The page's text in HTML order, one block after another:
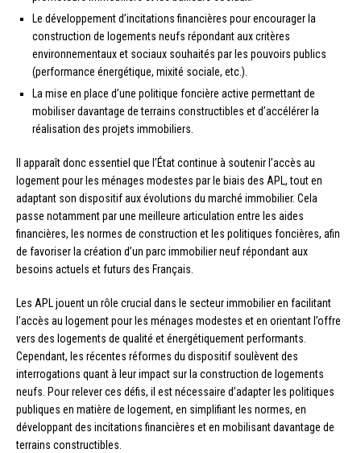
Le développement d’incitations financières pour encourager la
construction de logements neufs répondant aux critères
environnementaux et sociaux souhaités par les pouvoirs publics
(performance énergétique, mixité sociale, etc.).
La mise en place d’une politique foncière active permettant de
mobiliser davantage de terrains constructibles et d’accélérer la
réalisation des projets immobiliers.
Il apparaît donc essentiel que l’État continue à soutenir l’accès au
logement pour les ménages modestes par le biais des APL, tout en
adaptant son dispositif aux évolutions du marché immobilier. Cela
passe notamment par une meilleure articulation entre les aides
financières, les normes de construction et les politiques foncières, afin
de favoriser la création d’un parc immobilier neuf répondant aux
besoins actuels et futurs des Français.
Les APL jouent un rôle crucial dans le secteur immobilier en facilitant
l’accès au logement pour les ménages modestes et en orientant l’offre
vers des logements de qualité et énergétiquement performants.
Cependant, les récentes réformes du dispositif soulèvent des
interrogations quant à leur impact sur la construction de logements
neufs. Pour relever ces défis, il est nécessaire d’adapter les politiques
publiques en matière de logement, en simplifiant les normes, en
développant des incitations financières et en mobilisant davantage de
terrains constructibles.